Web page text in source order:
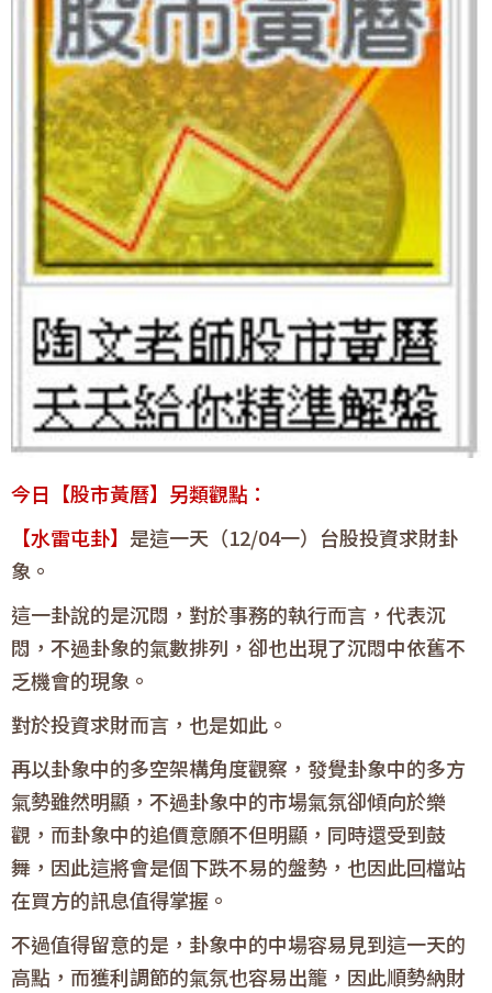
今日【股市黃曆】另類觀點：
【水雷屯卦】 是這一天（12/04一）台股投資求財卦
象。
這一卦說的是沉悶，對於事務的執行而言，代表沉
悶，不過卦象的氣數排列，卻也出現了沉悶中依舊不
乏機會的現象。
對於投資求財而言，也是如此。
再以卦象中的多空架構角度觀察，發覺卦象中的多方
氣勢雖然明顯，不過卦象中的市場氣氛卻傾向於樂
觀，而卦象中的追價意願不但明顯，同時還受到鼓
舞，因此這將會是個下跌不易的盤勢，也因此回檔站
在買方的訊息值得掌握。
不過值得留意的是，卦象中的中場容易見到這一天的
高點，而獲利調節的氣氛也容易出籠，因此順勢納財